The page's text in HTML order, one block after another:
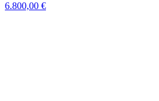
6.800,00 €